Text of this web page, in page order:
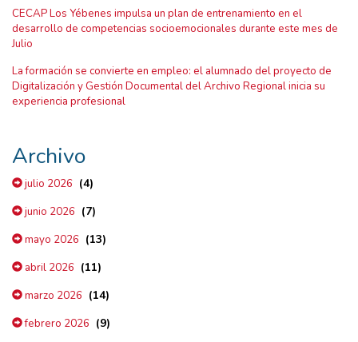
CECAP Los Yébenes impulsa un plan de entrenamiento en el
desarrollo de competencias socioemocionales durante este mes de
Julio
La formación se convierte en empleo: el alumnado del proyecto de
Digitalización y Gestión Documental del Archivo Regional inicia su
experiencia profesional
Archivo
julio 2026 (4)
junio 2026 (7)
mayo 2026 (13)
abril 2026 (11)
marzo 2026 (14)
febrero 2026 (9)